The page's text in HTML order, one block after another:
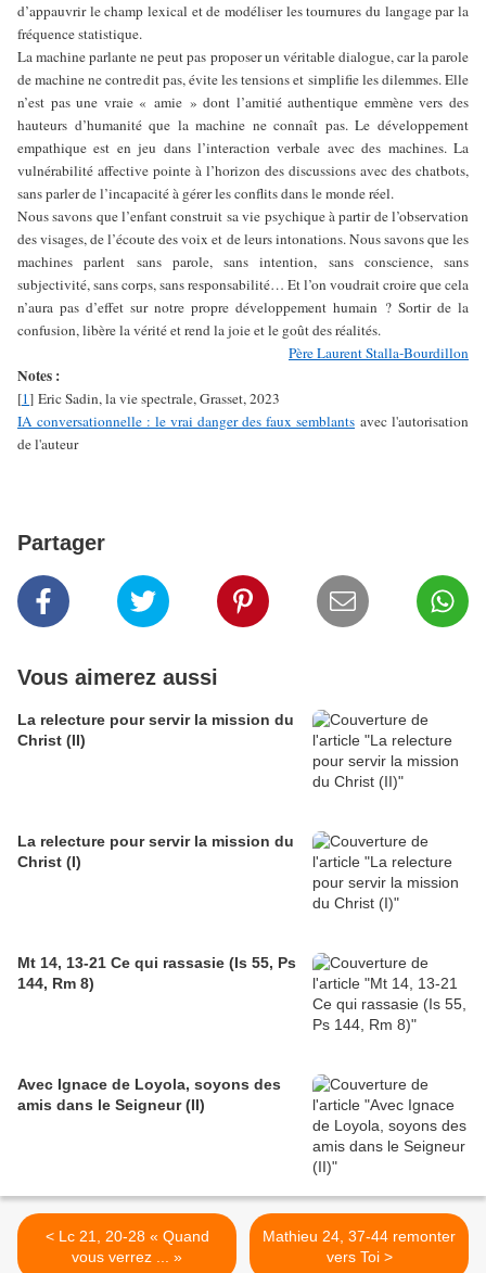
d’appauvrir le champ lexical et de modéliser les tournures du langage par la
fréquence statistique.
La machine parlante ne peut pas proposer un véritable dialogue, car la parole
de machine ne contredit pas, évite les tensions et simplifie les dilemmes. Elle
n’est pas une vraie « amie » dont l’amitié authentique emmène vers des
hauteurs d’humanité que la machine ne connaît pas. Le développement
empathique est en jeu dans l’interaction verbale avec des machines. La
vulnérabilité affective pointe à l’horizon des discussions avec des chatbots,
sans parler de l’incapacité à gérer les conflits dans le monde réel.
Nous savons que l’enfant construit sa vie psychique à partir de l’observation
des visages, de l’écoute des voix et de leurs intonations. Nous savons que les
machines parlent sans parole, sans intention, sans conscience, sans
subjectivité, sans corps, sans responsabilité… Et l’on voudrait croire que cela
n’aura pas d’effet sur notre propre développement humain ? Sortir de la
confusion, libère la vérité et rend la joie et le goût des réalités.
Père Laurent Stalla-Bourdillon
Notes :
[1] Eric Sadin, la vie spectrale, Grasset, 2023
IA conversationnelle : le vrai danger des faux semblants avec l'autorisation
de l'auteur
Partager
Vous aimerez aussi
La relecture pour servir la mission du
Christ (II)
La relecture pour servir la mission du
Christ (I)
Mt 14, 13-21 Ce qui rassasie (Is 55, Ps
144, Rm 8)
Avec Ignace de Loyola, soyons des
amis dans le Seigneur (II)
< Lc 21, 20-28 « Quand
vous verrez ... »
Mathieu 24, 37-44 remonter
vers Toi >